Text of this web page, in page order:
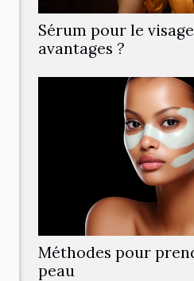
Sérum pour le
avantages ?
Méthodes pour
peau